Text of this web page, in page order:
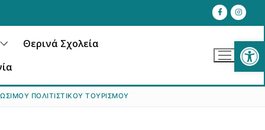
Θερινά Σχολεία
ΠΟΛΙΤΙΣΤΙΚΟΎ ΤΟΥΡΙΣΜΟΎ